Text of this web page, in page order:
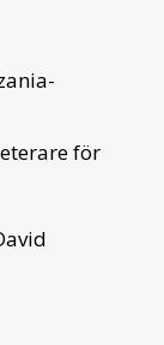
för